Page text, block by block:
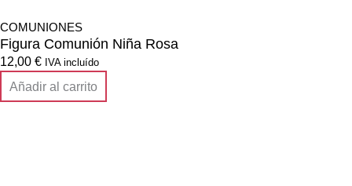
COMUNIONES
Figura Comunión Niña Rosa
12,00 € IVA incluído
Añadir al carrito